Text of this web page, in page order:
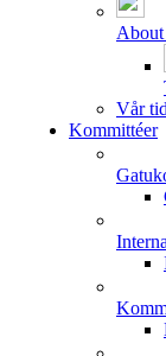
Vår
Kommittéer